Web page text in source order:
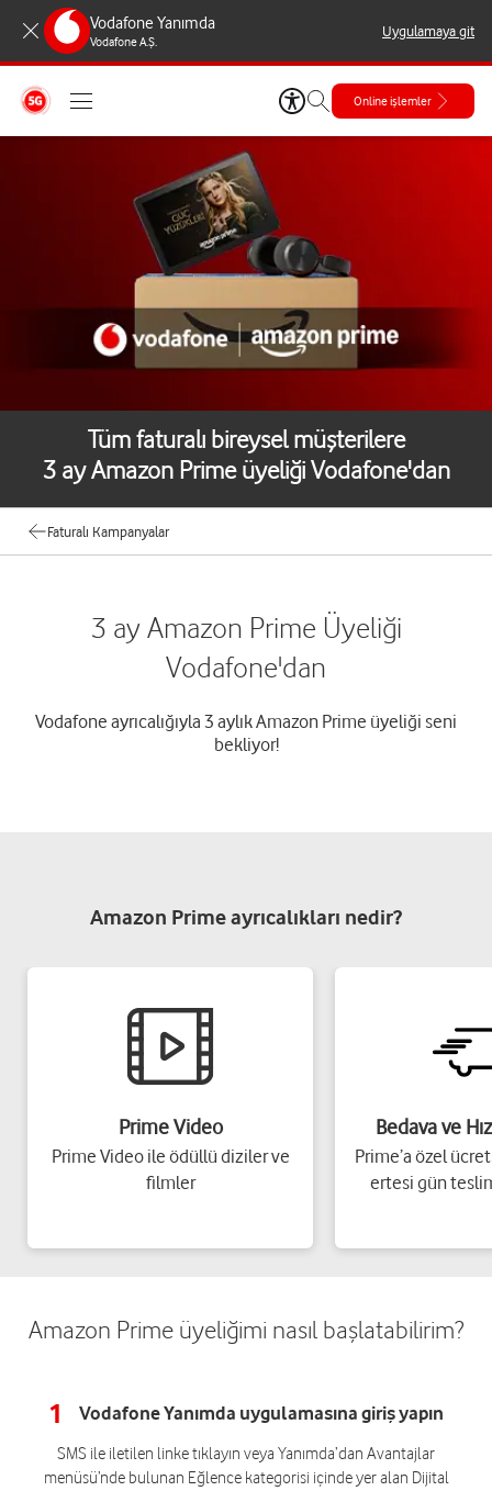
Vodafone Yanımda
Vodafone A.Ş.
Uygulamaya git
Online işlemler
Tüm faturalı bireysel müşterilere
3 ay Amazon Prime üyeliği Vodafone'dan
Faturalı Kampanyalar
3 ay Amazon Prime Üyeliği
Vodafone'dan
Vodafone ayrıcalığıyla 3 aylık Amazon Prime üyeliği seni
bekliyor!
Amazon Prime ayrıcalıkları nedir?
Prime Video
Prime Video ile ödüllü diziler ve
filmler
Bedava ve
Prime’a özel
ertesi gün
Amazon Prime üyeliğimi nasıl başlatabilirim?
1 Vodafone Yanımda uygulamasına giriş yapın
SMS ile iletilen linke tıklayın veya Yanımda’dan Avantajlar
menüsü’nde bulunan Eğlence kategorisi içinde yer alan Dijital